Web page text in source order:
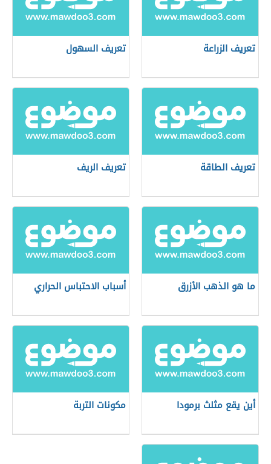
تعريف الزراعة تعريف السهول
تعريف الطاقة تعريف الريف
ما هو الذهب الأزرق أسباب الاحتباس الحراري
أين يقع مثلث برمودا مكونات التربة